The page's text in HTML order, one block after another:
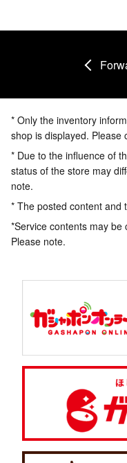
* Only the inventory
shop is displayed. Please
* Due to the influence of
status of the store may
note.
* The posted content and
*Service contents may
Please note.